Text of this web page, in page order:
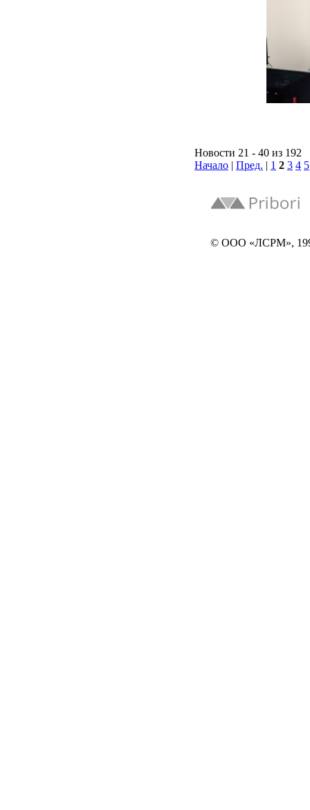
Новости 21 - 40 из 192
Начало | Пред. | 1 2 3 4 5
© ООО «ЛСРМ»,